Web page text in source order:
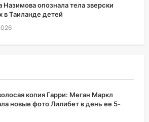
Назимова опознала тела зверски
в Таиланде детей
копия Гарри: Меган Маркл
новые фото Лилибет в день ее 5-